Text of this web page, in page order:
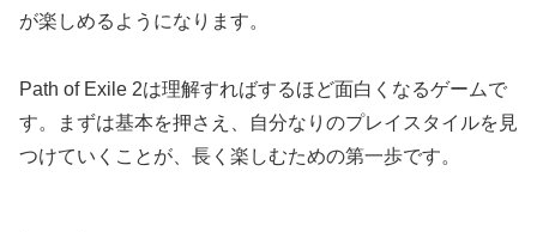
が楽しめるようになります。
Path of Exile 2は理解すればするほど面白くなるゲームで
す。まずは基本を押さえ、自分なりのプレイスタイルを見
つけていくことが、長く楽しむための第一歩です。